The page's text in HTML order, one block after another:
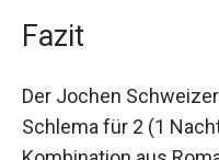
Fazit
Der Jochen Schweizer
Schlema für 2 (1